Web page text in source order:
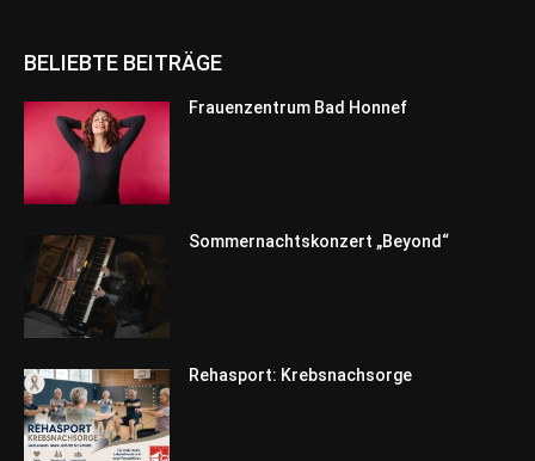
BELIEBTE BEITRÄGE
Frauenzentrum Bad Honnef
Sommernachtskonzert „Beyond“
Rehasport: Krebsnachsorge